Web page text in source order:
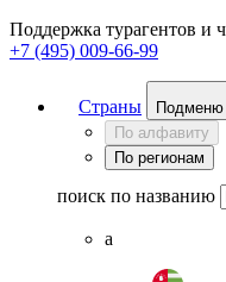
Поддержка турагентов и
+7 (495) 009-66-99
Страны
Подменю
По алфавиту
По регионам
поиск по названию
а